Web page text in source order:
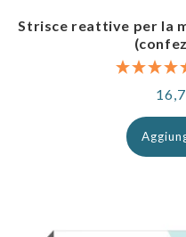
Strisce reattive per la